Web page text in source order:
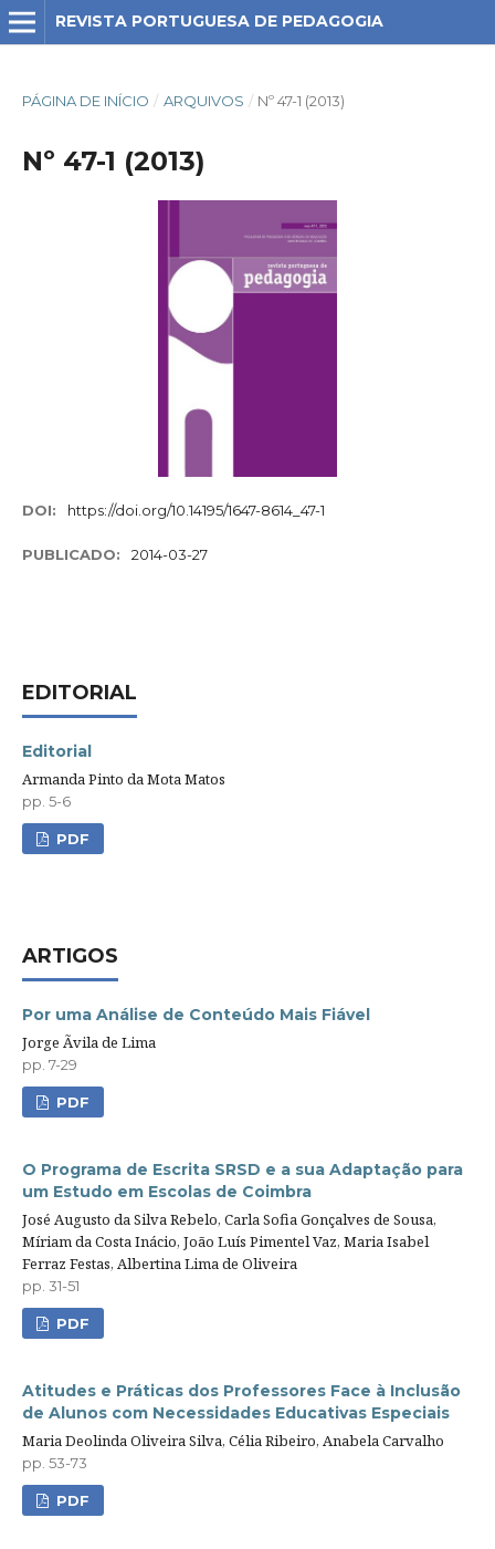
REVISTA PORTUGUESA DE PEDAGOGIA
PÁGINA DE INÍCIO / ARQUIVOS / Nº 47-1 (2013)
Nº 47-1 (2013)
DOI: https://doi.org/10.14195/1647-8614_47-1
PUBLICADO: 2014-03-27
EDITORIAL
Editorial
Armanda Pinto da Mota Matos
pp. 5-6
PDF
ARTIGOS
Por uma Análise de Conteúdo Mais Fiável
Jorge Ãvila de Lima
pp. 7-29
PDF
O Programa de Escrita SRSD e a sua Adaptação para
um Estudo em Escolas de Coimbra
José Augusto da Silva Rebelo, Carla Sofia Gonçalves de Sousa,
Míriam da Costa Inácio, João Luís Pimentel Vaz, Maria Isabel
Ferraz Festas, Albertina Lima de Oliveira
pp. 31-51
PDF
Atitudes e Práticas dos Professores Face à Inclusão
de Alunos com Necessidades Educativas Especiais
Maria Deolinda Oliveira Silva, Célia Ribeiro, Anabela Carvalho
pp. 53-73
PDF